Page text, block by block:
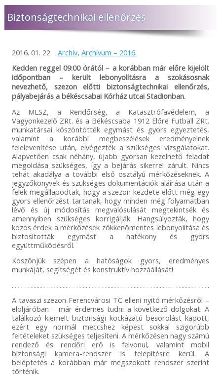
Biztonságtechnikai ellenőrzés
2016. 01. 22. Archív, Archívum – 2016.
Kedden reggel 09:00 órától – a korábban már előre kijelölt
időpontban – került lebonyolításra a szokásosnak
nevezhető, szezon előtti biztonságtechnikai ellenőrzés,
pályabejárás a békéscsabai Kórház utcai Stadionban.
Az MLSZ, a Rendőrség, a Katasztrófavédelem, a
Vagyonkezelő ZRt. és a Békéscsaba 1912 Előre Futball ZRt.
munkatársai köszöntötték egymást és gyors egyeztetés,
valamint a korábbi megbeszélések eredményeinek
felelevenítése után, elvégezték a szükséges vizsgálatokat.
Alapvetően csak néhány, újabb gyorsan kezelhető feladat
megoldása szükséges, így a bejárás sikerrel zárult. Nincs
tehát akadálya a további első osztályú mérkőzéseknek. A
jegyzőkönyvek és szükséges dokumentációk aláírása után a
felek megállapodtak, hogy a szezon kezdete előtt még egy
gyors ellenőrzést tartanak, hogy minden még folyamatban
lévő és új módosítás megvalósulását megtekintsék és
amennyiben szükséges korrigálják. Hangsúlyozták, hogy
közös érdek a mérkőzések zökkenőmentes lebonyolítása és
biztosították egymást a hatékony és gyors
együttműködésről.
Köszönjük szépen a hatóságok gyors, eredményes
munkáját, segítségét és konstruktív hozzáállását!
A tavaszi szezon Ferencvárosi TC elleni nyitó mérkőzésről –
elöljáróban – már érdemes tudni a következő dolgokat. A
találkozó kiemelt biztonsági kockázatú besorolást kapott,
ezért egy normál meccshez képest sokkal szigorúbb
feltételeket szükséges teljesíteni. A mérkőzésen nagy számú
rendező és rendőri erő is felvonul, valamint mobil
biztonsági kamera-rendszer is telepítésre kerül. A
beléptetés a korábban már megszokott rendszer szerint
történik.